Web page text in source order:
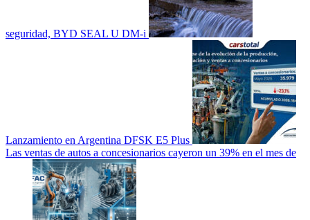
seguridad, BYD SEAL U DM-i
Lanzamiento en Argentina DFSK E5 Plus
Las ventas de autos a concesionarios cayeron un 39% en el mes de